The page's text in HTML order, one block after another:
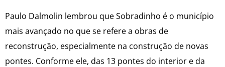
Paulo Dalmolin lembrou que Sobradinho é o município
mais avançado no que se refere a obras de
reconstrução, especialmente na construção de novas
pontes. Conforme ele, das 13 pontes do interior e da